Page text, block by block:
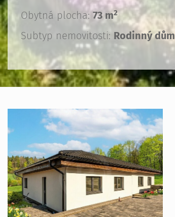
Obytná plocha: 73 m2
Subtyp nemovitosti: Rodinný dům